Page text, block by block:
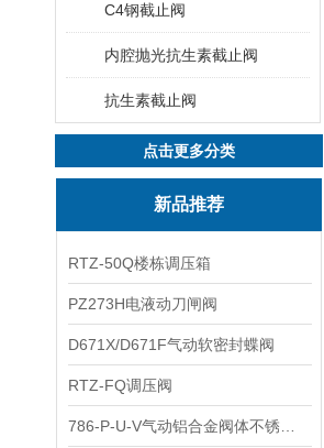
C4钢截止阀
内腔抛光抗生素截止阀
抗生素截止阀
点击更多分类
新品推荐
RTZ-50Q楼栋调压箱
PZ273H电液动刀闸阀
D671X/D671F气动软密封蝶阀
RTZ-FQ调压阀